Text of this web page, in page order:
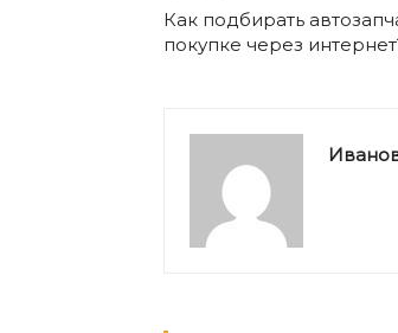
Как подбирать
покупке через